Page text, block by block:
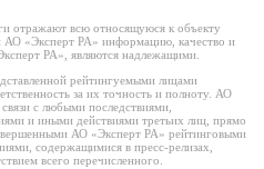
отражают всю относящуюся к объекту
«Эксперт РА» информацию, качество и
РА», являются надлежащими.
рейтингуемыми лицами
за их точность и полноту. АО
с любыми последствиями,
и иными действиями третьих лиц, прямо
АО «Эксперт РА» рейтинговыми
содержащимися в пресс-релизах,
всего перечисленного.